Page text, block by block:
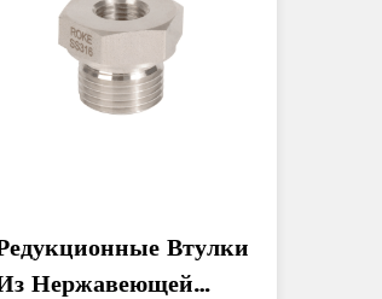
Втулки
Нержавеющей